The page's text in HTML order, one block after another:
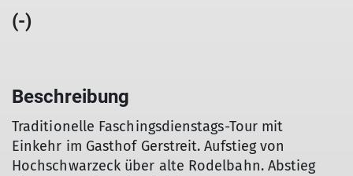
(-)
Beschreibung
Traditionelle Faschingsdienstags-Tour mit
Einkehr im Gasthof Gerstreit. Aufstieg von
Hochschwarzeck über alte Rodelbahn. Abstieg